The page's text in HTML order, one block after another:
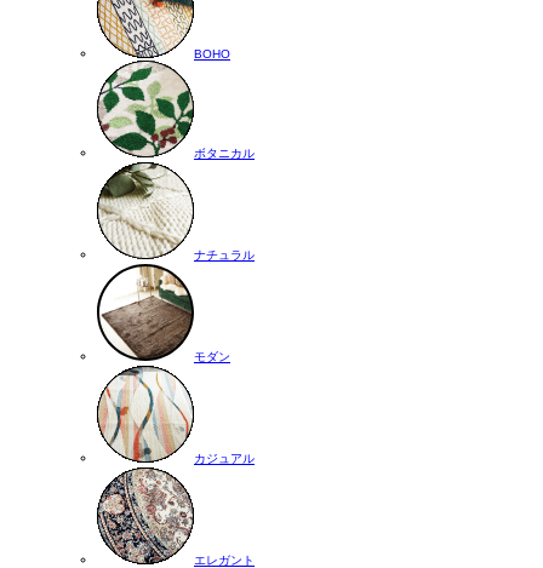
BOHO
ボタニカル
ナチュラル
モダン
カジュアル
エレガント